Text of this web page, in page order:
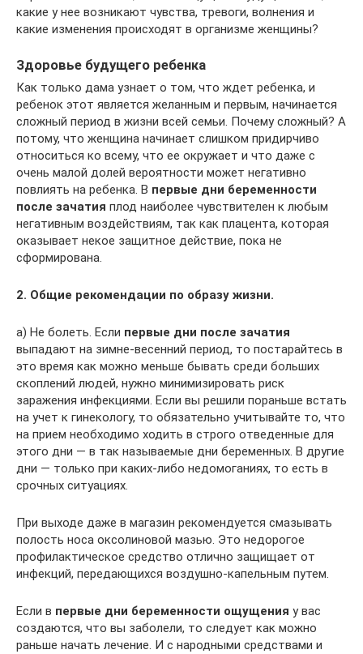
какие у нее возникают чувства, тревоги, волнения и
какие изменения происходят в организме женщины?
Здоровье будущего ребенка
Как только дама узнает о том, что ждет ребенка, и
ребенок этот является желанным и первым, начинается
сложный период в жизни всей семьи. Почему сложный? А
потому, что женщина начинает слишком придирчиво
относиться ко всему, что ее окружает и что даже с
очень малой долей вероятности может негативно
повлиять на ребенка. В первые дни беременности
после зачатия плод наиболее чувствителен к любым
негативным воздействиям, так как плацента, которая
оказывает некое защитное действие, пока не
сформирована.
2. Общие рекомендации по образу жизни.
а) Не болеть. Если первые дни после зачатия
выпадают на зимне-весенний период, то постарайтесь в
это время как можно меньше бывать среди больших
скоплений людей, нужно минимизировать риск
заражения инфекциями. Если вы решили пораньше встать
на учет к гинекологу, то обязательно учитывайте то, что
на прием необходимо ходить в строго отведенные для
этого дни — в так называемые дни беременных. В другие
дни — только при каких-либо недомоганиях, то есть в
срочных ситуациях.
При выходе даже в магазин рекомендуется смазывать
полость носа оксолиновой мазью. Это недорогое
профилактическое средство отлично защищает от
инфекций, передающихся воздушно-капельным путем.
Если в первые дни беременности ощущения у вас
создаются, что вы заболели, то следует как можно
раньше начать лечение. И с народными средствами и